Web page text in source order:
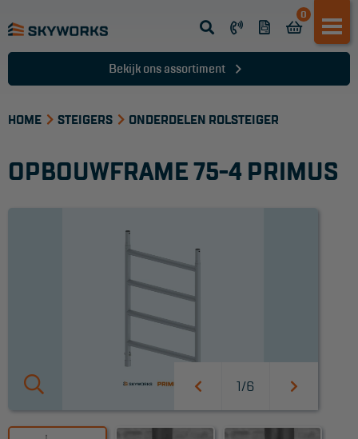
0
Opsteek ladder
Schuifladder
Telescopische ladder
Ladder accessoires
Werkbordes
Magazijntrap
Bekijk ons assortiment
HOME STEIGERS ONDERDELEN ROLSTEIGER
OPBOUWFRAME 75-4 PRIMUS
1/6